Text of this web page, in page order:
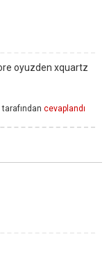
oyuzden xquartz
tarafından cevaplandı